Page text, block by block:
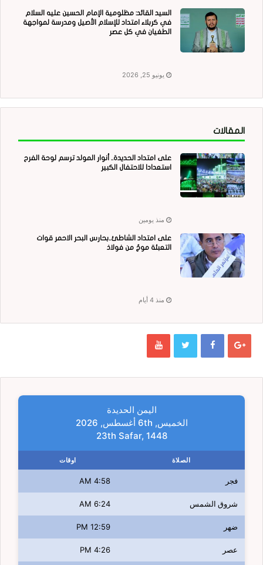
السيد القائد: مظلومية الإمام الحسين عليه السلام
في كربلاء امتداد للإسلام الأصيل ومدرسة لمواجهة
الطغيان في كل عصر
يونيو 25, 2026
المقالات
على امتداد الحديدة.. أنوار المولد ترسم لوحة الفرح
استعدادا للاحتفال الكبير
منذ يومين
على امتداد الشاطئ..بحارس البحر الاحمر قوات
التعبئة موجٌ من فولاذ
منذ 4 أيام
اليمن الحديدة
الخميس, 6th أغسطس, 2026
23th Safar, 1448
الصلاة اوقات
فجر 4:58 AM
شروق الشمس 6:24 AM
ضهر 12:59 PM
عصر 4:26 PM